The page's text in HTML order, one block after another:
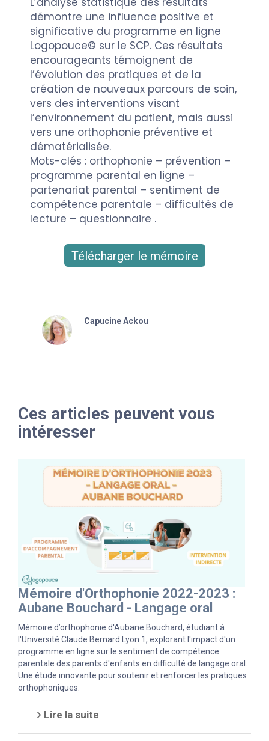
démontre une influence positive et
significative du programme en ligne
Logopouce© sur le SCP. Ces résultats
encourageants témoignent de
l’évolution des pratiques et de la
création de nouveaux parcours de soin,
vers des interventions visant
l’environnement du patient, mais aussi
vers une orthophonie préventive et
dématérialisée.
Mots-clés : orthophonie – prévention –
programme parental en ligne –
partenariat parental – sentiment de
compétence parentale – difficultés de
lecture – questionnaire .
Télécharger le mémoire
Capucine Ackou
Ces articles peuvent vous
intéresser
Mémoire d'Orthophonie 2022-2023 :
Aubane Bouchard - Langage oral
Mémoire d’orthophonie d'Aubane Bouchard, étudiant à
l'Université Claude Bernard Lyon 1, explorant l'impact d'un
programme en ligne sur le sentiment de compétence
parentale des parents d'enfants en difficulté de langage oral.
Une étude innovante pour soutenir et renforcer les pratiques
orthophoniques.
Lire la suite